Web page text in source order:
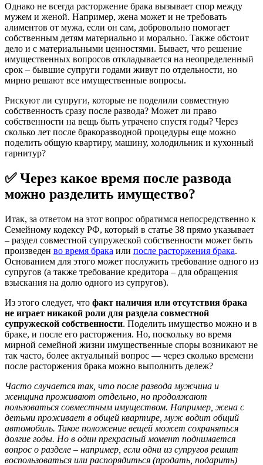
Однако не всегда расторжение брака вызывает спор между
мужем и женой. Например, жена может и не требовать
алиментов от мужа, если он сам, добровольно помогает
собственным детям материально и морально. Также обстоит
дело и с материальными ценностями. Бывает, что решение
имущественных вопросов откладывается на неопределенный
срок – бывшие супруги годами живут по отдельности, но
мирно решают все имущественные вопросы.
Рискуют ли супруги, которые не поделили совместную
собственность сразу после развода? Может ли право
собственности на вещь быть утрачено спустя годы? Через
сколько лет после бракоразводной процедуры еще можно
поделить общую квартиру, машину, холодильник и кухонный
гарнитур?
✅ Через какое время после развода
можно разделить имущество?
Итак, за ответом на этот вопрос обратимся непосредственно к
Семейному кодексу РФ, который в статье 38 прямо указывает
– раздел совместной супружеской собственности может быть
произведен во время брака или после расторжения брака.
Основанием для этого может послужить требование одного из
супругов (а также требование кредитора – для обращения
взыскания на долю одного из супругов).
Из этого следует, что факт наличия или отсутствия брака
не играет никакой роли для раздела совместной
супружеской собственности. Поделить имущество можно и в
браке, и после его расторжения. Но, поскольку во время
мирной семейной жизни имущественные споры возникают не
так часто, более актуальный вопрос — через сколько времени
после расторжения брака можно выполнить дележ?
Часто случается так, что после развода мужчина и
женщина проживают отдельно, но продолжают
пользоваться совместным имуществом. Например, жена с
детьми проживает в общей квартире, муж водит общий
автомобиль. Такое положение вещей может сохраняться
долгие годы. Но в один прекрасный момент поднимается
вопрос о разделе – например, если одни из супругов решит
воспользоваться или распорядиться (продать, подарить)